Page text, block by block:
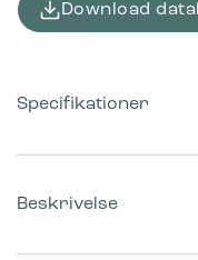
Download
Beskrivelse
Specifikationer